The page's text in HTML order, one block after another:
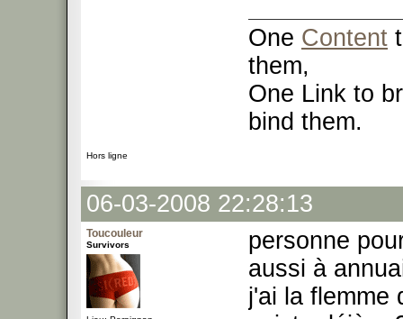
One Content
them,
One Link to
bind them.
Hors ligne
06-03-2008 22:28:13
Toucouleur
Survivors
personne
aussi à
j'ai la flemme